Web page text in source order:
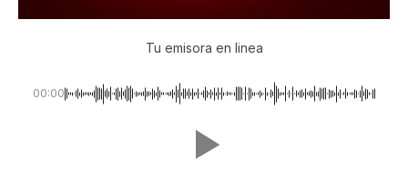
Tu emisora en linea
00:00